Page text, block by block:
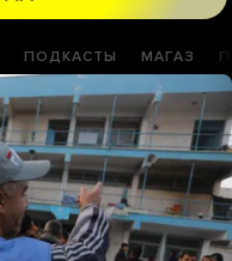
ПОДКАСТЫ МАГАЗ